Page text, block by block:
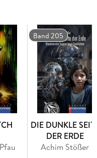
Flucht vor ihrem
Band 205
DIE DUNKLE
DER ERDE
Achim Stößer